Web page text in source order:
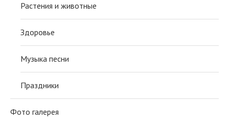
Растения и животные
Здоровье
Музыка песни
Праздники
Фото галерея